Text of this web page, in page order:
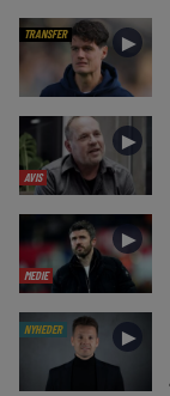
TRANSFER ►
AVIS
►
MEDIE
►
NYHEDER ►